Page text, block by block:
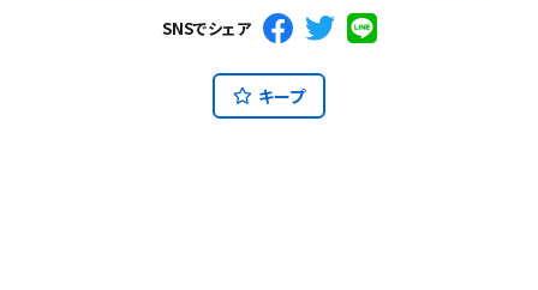
SNSでシェア
キープ